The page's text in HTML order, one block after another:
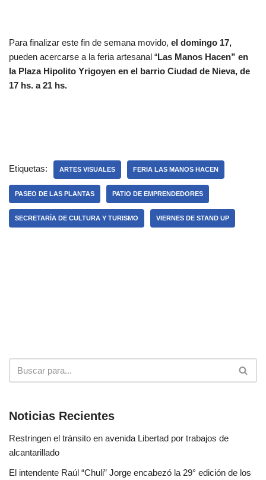
Para finalizar este fin de semana movido, el domingo 17,
pueden acercarse a la feria artesanal “Las Manos Hacen” en
la Plaza Hipolito Yrigoyen en el barrio Ciudad de Nieva, de
17 hs. a 21 hs.
Etiquetas: ARTES VISUALES FERIA LAS MANOS HACEN
PASEO DE LAS PLANTAS PATIO DE EMPRENDEDORES
SECRETARÍA DE CULTURA Y TURISMO VIERNES DE STAND UP
Noticias Recientes
Restringen el tránsito en avenida Libertad por trabajos de
alcantarillado
El intendente Raúl “Chuli” Jorge encabezó la 29° edición de los